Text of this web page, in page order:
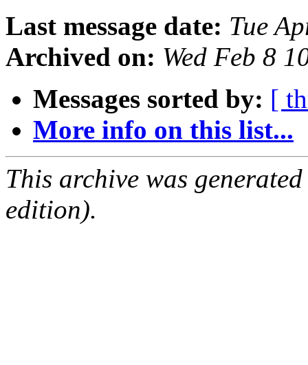
Last message date: Tue
Archived on: Wed Feb 8
Messages sorted by: [
More info on this list...
This archive was
edition).